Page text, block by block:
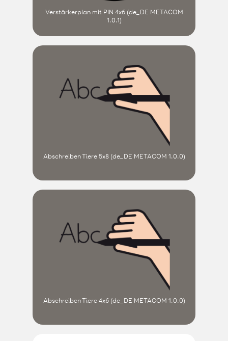
Verstärkerplan mit PIN 4x6 (de_DE METACOM
1.0.1)
Abschreiben Tiere 5x8 (de_DE METACOM 1.0.0)
Abschreiben Tiere 4x6 (de_DE METACOM 1.0.0)